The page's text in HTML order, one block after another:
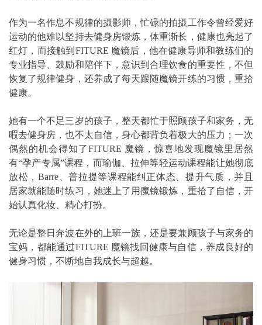
作为一名作息不规律的摄影师，忙碌的拍摄工作令曾经爱好
运动的他难以坚持去健身房锻炼，体重渐长，健康也亮起了
红灯，而接触到FITURE 魔镜后，他在健康导师和教练们的
专业指导、鼓励和陪伴下，意识到合理饮食的重要性，不但
恢复了规律健身，还养成了每天跟随魔镜开练的习惯，重拾
健康。
她有一个不足三岁的孩子，整天都忙于照顾孩子和家务，无
暇去健身房，也不太自信，身心都背负着极大的压力；一次
偶然的机会得知了FITURE 魔镜，惊喜地发现魔镜里居然
有“孕产专属”课程，而瑜伽、拉伸等轻运动课程能让她彻底
放松，Barre、普拉提等课程能纠正体态、提升气质，并且
居家就能随时练习，她迷上了用魔镜锻炼，重拾了自信，开
始认真化妆、精心打扮。
无论是整日奔波在外的上班一族，还是要兼顾孩子与家务的
宝妈，都能通过FITURE 魔镜找回健康与自信，养成良好的
健身习惯，不断地自我成长与超越。